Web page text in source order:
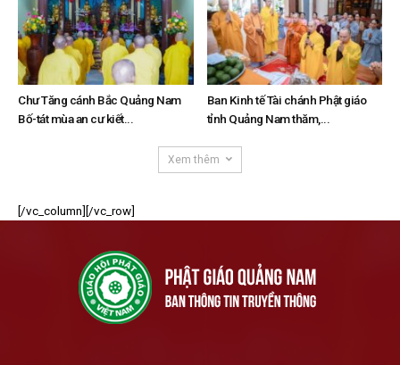
Chư Tăng cánh Bắc Quảng Nam
Bố-tát mùa an cư kiết...
Ban Kinh tế Tài chánh Phật giáo
tỉnh Quảng Nam thăm,...
Xem thêm
[/vc_column][/vc_row]